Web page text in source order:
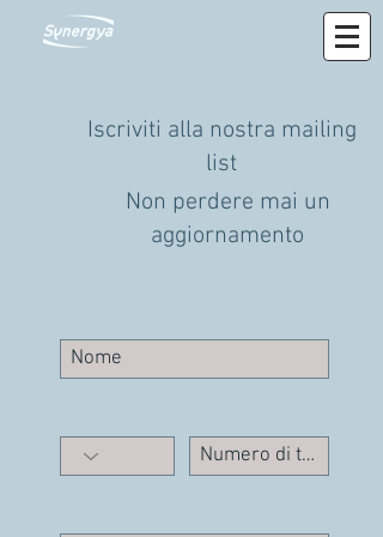
Iscriviti alla nostra mailing
list
Non perdere mai un
aggiornamento